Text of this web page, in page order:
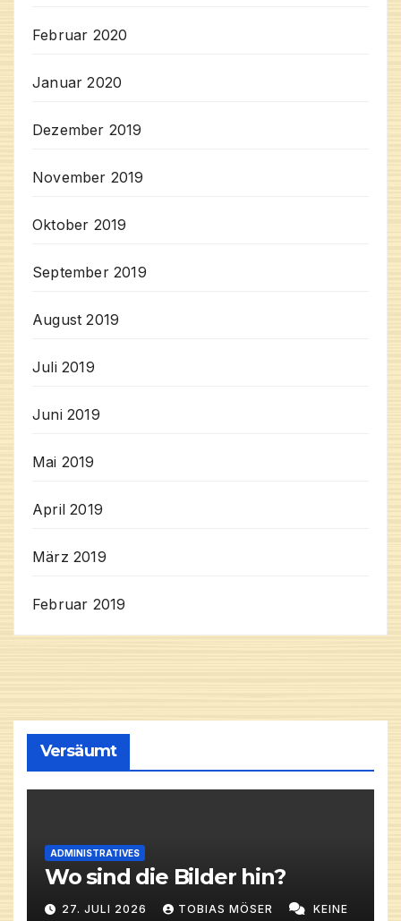
Februar 2020
Januar 2020
Dezember 2019
November 2019
Oktober 2019
September 2019
August 2019
Juli 2019
Juni 2019
Mai 2019
April 2019
März 2019
Februar 2019
Versäumt
ADMINISTRATIVES
Wo sind die Bilder hin?
27. JULI 2026 TOBIAS MÖSER KEINE